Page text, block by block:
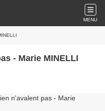
MENU
- Marie MINELLI